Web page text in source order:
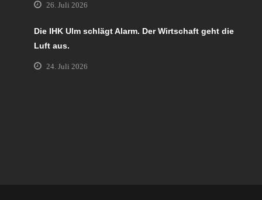
26. Juli 2026
Die IHK Ulm schlägt Alarm. Der Wirtschaft geht die
Luft aus.
24. Juli 2026